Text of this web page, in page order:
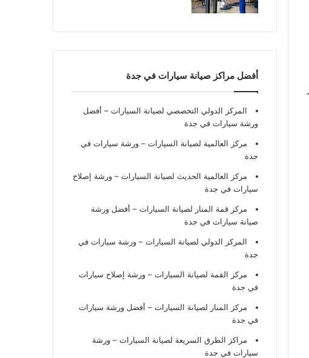
أفضل مراكز صيانة سيارات في جدة
المركز الدولي التخصصي لصيانة السيارات – أفضل
ورشة سيارات في جدة
مركز العالمية لصيانة السيارات – ورشة سيارات في
جدة
مركز العالمية الحديث لصيانة السيارات – ورشة إصلاح
سيارات في جدة
مركز قمة المنار لصيانة السيارات – أفضل ورشة
صيانة سيارات في جدة
المركز الدولي لصيانة السيارات – ورشة سيارات في
جدة
مركز القمة لصيانة السيارات – ورشة إصلاح سيارات
في جدة
مركز المنار لصيانة السيارات – أفضل ورشة سيارات
في جدة
مراكز الطرق السريعة لصيانة السيارات – ورشة
سيارات في جدة